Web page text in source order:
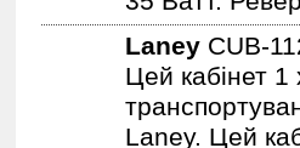
Laney CUB-
Цей кабінет 1
Laney. Цей